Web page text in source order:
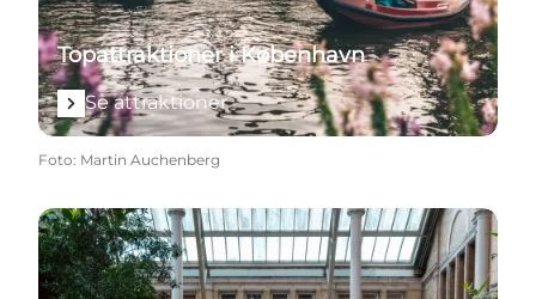
Topattraktioner i København
Se attraktioner
Foto: Martin Auchenberg
Se museer